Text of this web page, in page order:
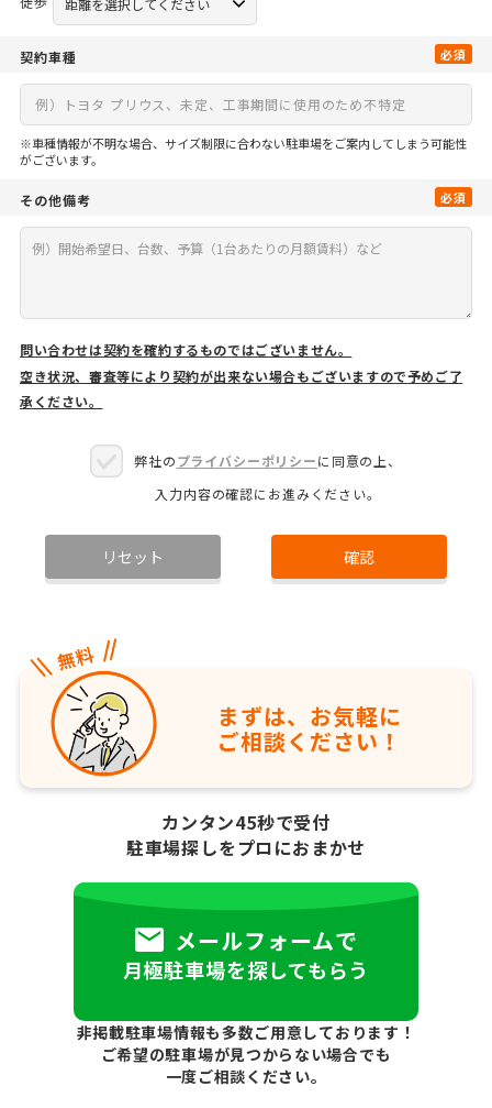
契約車種 必須
※車種情報が不明な場合、サイズ制限に合わない駐車場をご案内してしまう可能性
がございます。
その他備考 必須
問い合わせは契約を確約するものではございません。
空き状況、審査等により契約が出来ない場合もございますので予めご了
承ください。
弊社のプライバシーポリシーに同意の上、
入力内容の確認にお進みください。
リセット 確認
まずは、お気軽に
ご相談ください！
カンタン45秒で受付
駐車場探しをプロにおまかせ
メールフォームで
月極駐車場を探してもらう
非掲載駐車場情報も多数ご用意しております！
ご希望の駐車場が見つからない場合でも
一度ご相談ください。